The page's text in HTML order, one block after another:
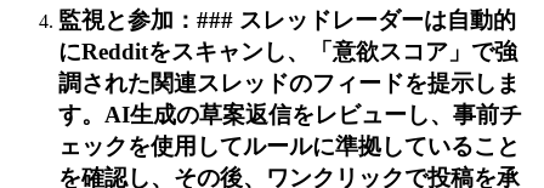
監視と参加：### スレッドレーダーは自動的
にRedditをスキャンし、「意欲スコア」で強
調された関連スレッドのフィードを提示しま
す。AI生成の草案返信をレビューし、事前チ
ェックを使用してルールに準拠していること
を確認し、その後、ワンクリックで投稿を承